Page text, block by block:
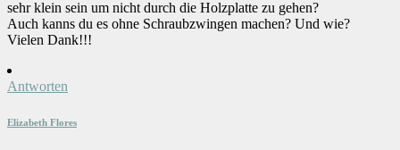
sehr klein sein um nicht durch die Holzplatte zu gehen?
Auch kanns du es ohne Schraubzwingen machen? Und wie?
Vielen Dank!!!
Antworten
Elizabeth Flores